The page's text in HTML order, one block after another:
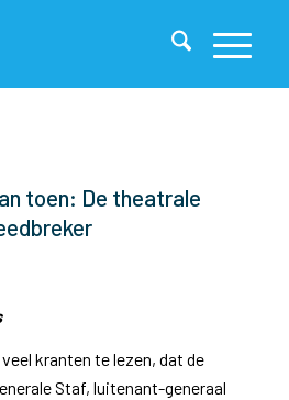
toen: De theatrale
kranten te lezen, dat de
Staf, luitenant-generaal